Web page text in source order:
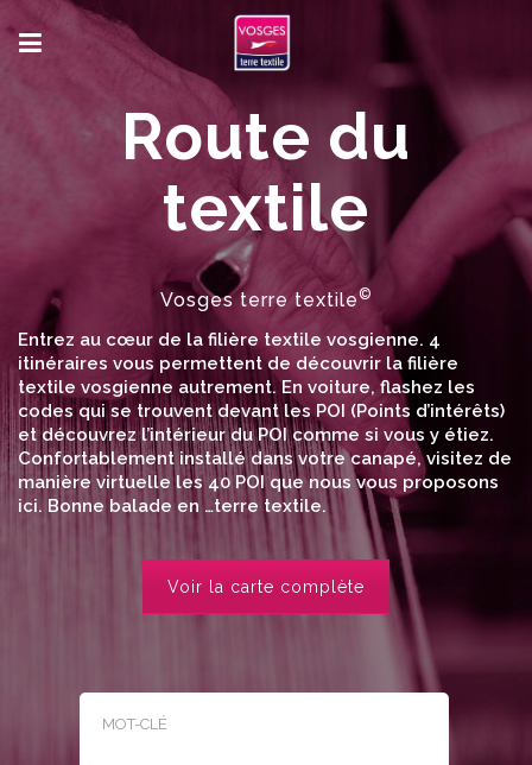
Route du
textile
Vosges terre textile©
Entrez au cœur de la filière textile vosgienne. 4
itinéraires vous permettent de découvrir la filière
textile vosgienne autrement. En voiture, flashez les
codes qui se trouvent devant les POI (Points d’intérêts)
et découvrez l’intérieur du POI comme si vous y étiez.
Confortablement installé dans votre canapé, visitez de
manière virtuelle les 40 POI que nous vous proposons
ici. Bonne balade en …terre textile.
Voir la carte complète